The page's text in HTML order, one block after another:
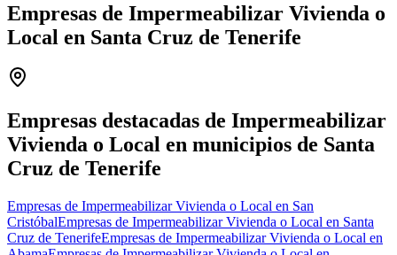
Empresas de Impermeabilizar Vivienda o
Local en Santa Cruz de Tenerife
−
Empresas destacadas de Impermeabilizar
Vivienda o Local en municipios de Santa
Cruz de Tenerife
Empresas de Impermeabilizar Vivienda o Local en San
CristóbalEmpresas de Impermeabilizar Vivienda o Local en Santa
Cruz de TenerifeEmpresas de Impermeabilizar Vivienda o Local en